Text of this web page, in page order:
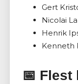
Gert
Nicolai
Henrik
Kenneth
📅 Flest